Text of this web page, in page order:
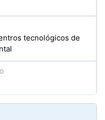
tecnológicos de